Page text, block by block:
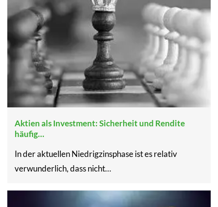
Aktien als Investment: Sicherheit und Rendite
häufig…
In der aktuellen Niedrigzinsphase ist es relativ
verwunderlich, dass nicht…